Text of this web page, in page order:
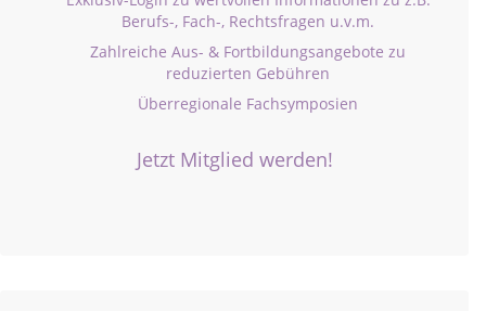
Berufs-, Fach-, Rechtsfragen u.v.m.
Zahlreiche Aus- & Fortbildungsangebote zu
reduzierten Gebühren
Überregionale Fachsymposien
Jetzt Mitglied werden!